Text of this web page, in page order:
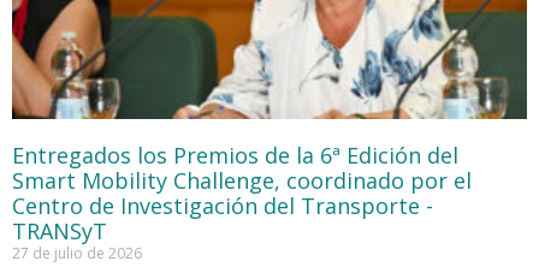
Entregados los Premios de la 6ª Edición del
Smart Mobility Challenge, coordinado por el
Centro de Investigación del Transporte -
TRANSyT
27 de julio de 2026